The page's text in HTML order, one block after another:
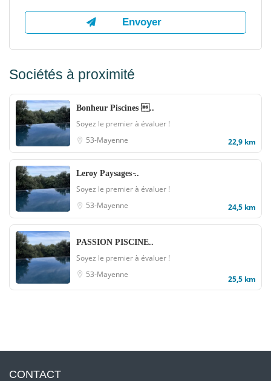
Sociétés à proximité
Bonheur Piscines ..
Soyez le premier à évaluer !
53-Mayenne
22,9 km
Leroy Paysages ̵..
Soyez le premier à évaluer !
53-Mayenne
24,5 km
PASSION PISCINE..
Soyez le premier à évaluer !
53-Mayenne
25,5 km
CONTACT